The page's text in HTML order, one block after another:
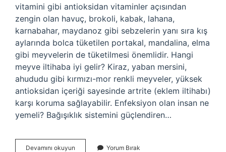
vitamini gibi antioksidan vitaminler açısından
zengin olan havuç, brokoli, kabak, lahana,
karnabahar, maydanoz gibi sebzelerin yanı sıra kış
aylarında bolca tüketilen portakal, mandalina, elma
gibi meyvelerin de tüketilmesi önemlidir. Hangi
meyve iltihaba iyi gelir? Kiraz, yaban mersini,
ahududu gibi kırmızı-mor renkli meyveler, yüksek
antioksidan içeriği sayesinde artrite (eklem iltihabı)
karşı koruma sağlayabilir. Enfeksiyon olan insan ne
yemeli? Bağışıklık sistemini güçlendiren…
Devamını okuyun Vücuttaki Yorum Bırak